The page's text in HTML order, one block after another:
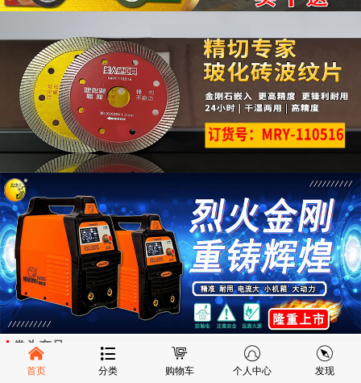
拳头产品
首页 分类 购物车 个人中心 发现